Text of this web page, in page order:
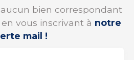
bien correspondant
vous inscrivant à notre
mail !